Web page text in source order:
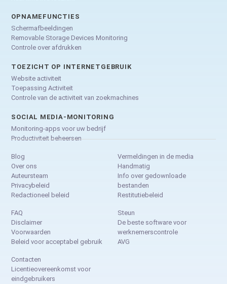
OPNAMEFUNCTIES
Schermafbeeldingen
Removable Storage Devices Monitoring
Controle over afdrukken
TOEZICHT OP INTERNETGEBRUIK
Website activiteit
Toepassing Activiteit
Controle van de activiteit van zoekmachines
SOCIAL MEDIA-MONITORING
Monitoring-apps voor uw bedrijf
Productiviteit beheersen
Blog
Over ons
Auteursteam
Privacybeleid
Redactioneel beleid
Vermeldingen in de media
Handmatig
Info over gedownloade
bestanden
Restitutiebeleid
FAQ
Disclaimer
Voorwaarden
Beleid voor acceptabel gebruik
Steun
De beste software voor
werknemerscontrole
AVG
Contacten
Licentieovereenkomst voor
eindgebruikers